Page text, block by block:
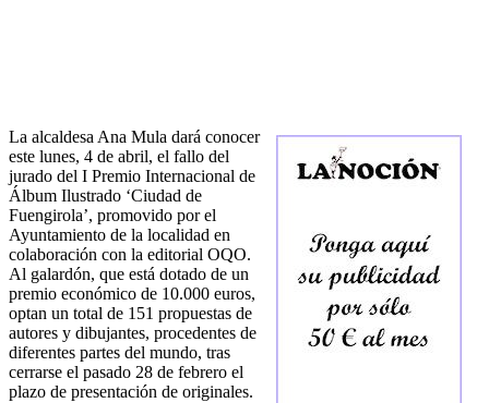
La alcaldesa Ana Mula dará conocer
este lunes, 4 de abril, el fallo del
jurado del I Premio Internacional de
Álbum Ilustrado ‘Ciudad de
Fuengirola’, promovido por el
Ayuntamiento de la localidad en
colaboración con la editorial OQO.
Al galardón, que está dotado de un
premio económico de 10.000 euros,
optan un total de 151 propuestas de
autores y dibujantes, procedentes de
diferentes partes del mundo, tras
cerrarse el pasado 28 de febrero el
plazo de presentación de originales.